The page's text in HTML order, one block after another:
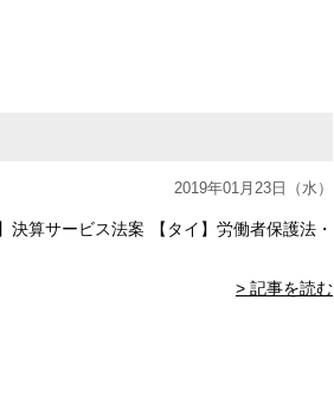
2019年01月23日（水）
算サービス法案 【タイ】労働者保護法・
> 記事を読む